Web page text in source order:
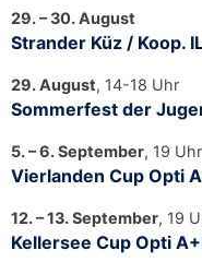
29. – 30. August
Strander Küz / Koop.
29. August, 14-18 Uhr
Sommerfest der
5. – 6. September, 19 Uhr
Vierlanden Cup Opti
12. – 13. September, 19
Kellersee Cup Opti